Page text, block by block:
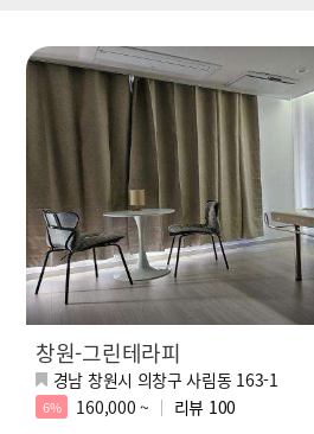
창원-그린테라피
경남 창원시 의창구 사림동 163-1
6% 160,000 ~ 리뷰 100